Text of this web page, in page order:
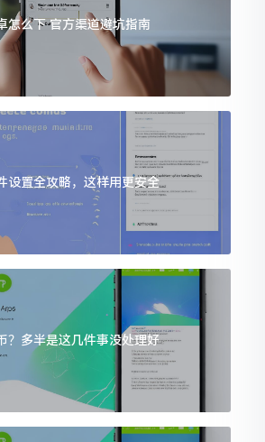
怎么下 官方渠道避坑指南
设置全攻略，这样用更安全
？多半是这几件事没处理好